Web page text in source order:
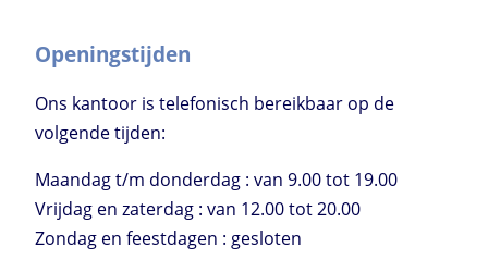
Openingstijden
Ons kantoor is telefonisch bereikbaar op de
volgende tijden:
Maandag t/m donderdag : van 9.00 tot 19.00
Vrijdag en zaterdag : van 12.00 tot 20.00
Zondag en feestdagen : gesloten